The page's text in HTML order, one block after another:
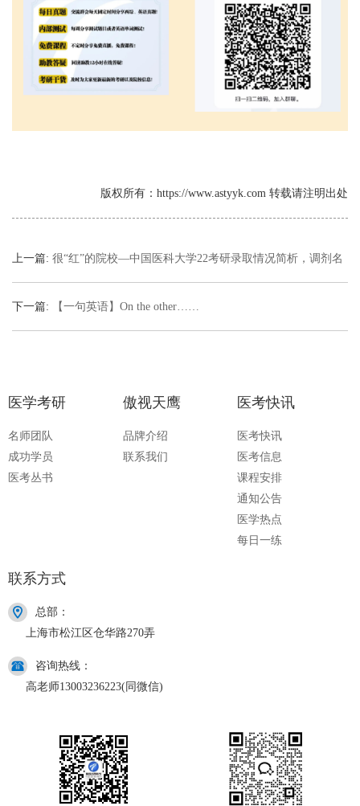
版权所有：https://www.astyyk.com 转载请注明出处
上一篇: 很“红”的院校—中国医科大学22考研录取情况简析，调剂名
额多，看重英语成绩
下一篇: 【一句英语】On the other……
医学考研
名师团队
成功学员
医考丛书
傲视天鹰
品牌介绍
联系我们
医考快讯
医考快讯
医考信息
课程安排
通知公告
医学热点
每日一练
联系方式
总部：
上海市松江区仓华路270弄
咨询热线：
高老师13003236223(同微信)